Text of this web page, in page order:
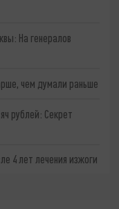
На генералов
чем думали раньше
рублей: Секрет
4 лет лечения изжоги